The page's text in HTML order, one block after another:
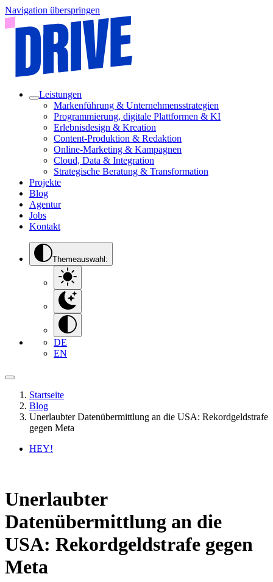
Navigation überspringen
Leistungen
Markenführung & Unternehmensstrategien
Programmierung, digitale Plattformen & KI
Erlebnisdesign & Kreation
Content-Produktion & Redaktion
Online-Marketing & Kampagnen
Cloud, Data & Integration
Strategische Beratung & Transformation
Projekte
Blog
Agentur
Jobs
Kontakt
Themeauswahl:
DE
EN
Startseite
Blog
Unerlaubter Datenübermittlung an die USA: Rekordgeldstrafe
gegen Meta
HEY!
Unerlaubter
Datenübermittlung an die
USA: Rekordgeldstrafe gegen
Meta